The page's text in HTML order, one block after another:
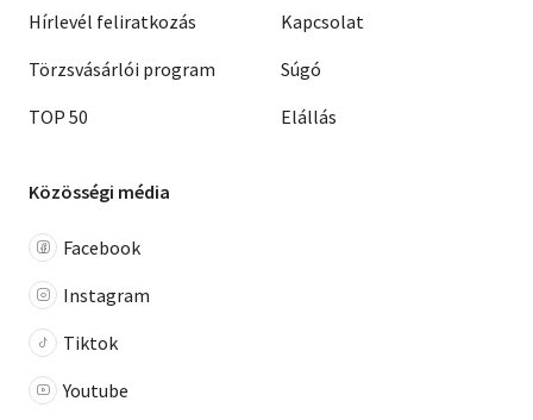
Hírlevél feliratkozás
Törzsvásárlói program
TOP 50
Kapcsolat
Súgó
Elállás
Közösségi média
Facebook
Instagram
Tiktok
Youtube